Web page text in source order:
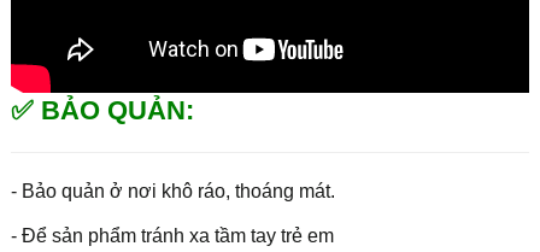
✅ BẢO QUẢN:
- Bảo quản ở nơi khô ráo, thoáng mát.
- Để sản phẩm tránh xa tầm tay trẻ em